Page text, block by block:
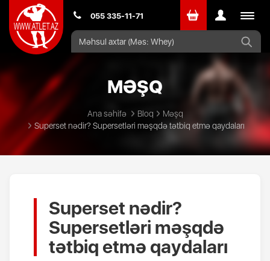
055 335-11-71
Toggle
MƏŞQ
Ana səhifə Bloq
Məşq
Superset nədir? Supersetləri məşqdə tətbiq etmə qaydaları
Superset nədir?
Supersetləri məşqdə
tətbiq etmə qaydaları